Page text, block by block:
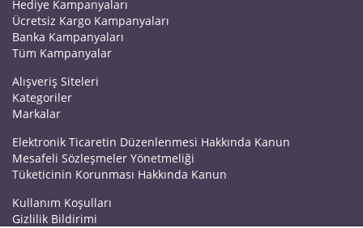
Hediye Kampanyaları
Ücretsiz Kargo Kampanyaları
Banka Kampanyaları
Tüm Kampanyalar
Alışveriş Siteleri
Kategoriler
Markalar
Elektronik Ticaretin Düzenlenmesi Hakkında Kanun
Mesafeli Sözleşmeler Yönetmeliği
Tüketicinin Korunması Hakkında Kanun
Kullanım Koşulları
Gizlilik Bildirimi